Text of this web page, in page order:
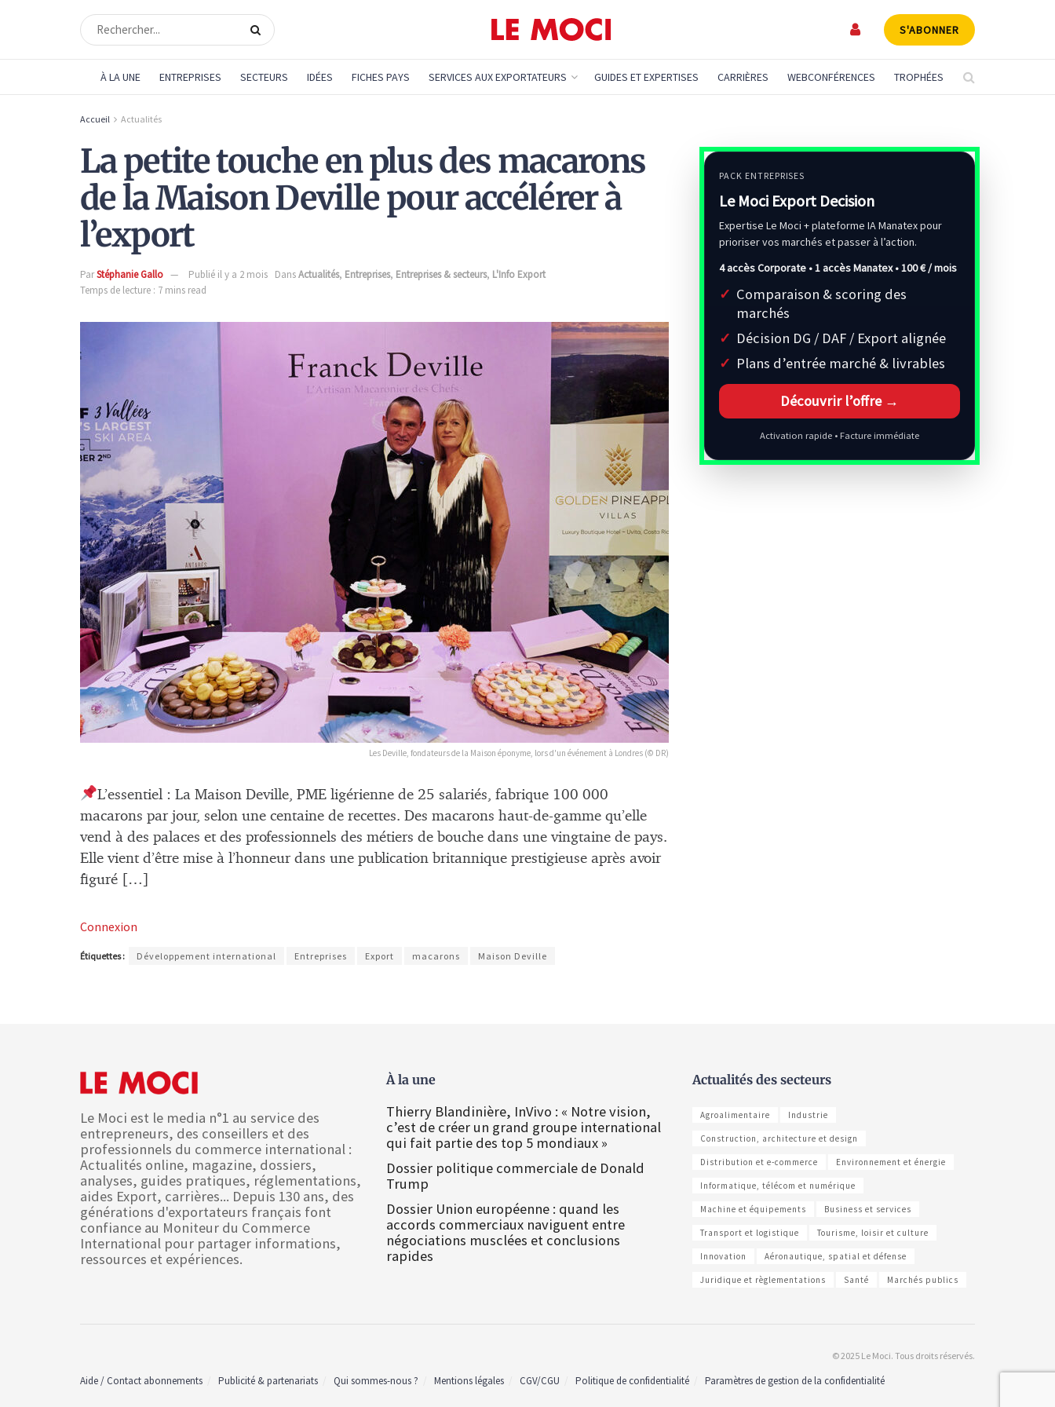
S'ABONNER
À LA UNE ENTREPRISES SECTEURS IDÉES FICHES PAYS SERVICES AUX EXPORTATEURS GUIDES ET EXPERTISES CARRIÈRES WEBCONFÉRENCES TROPHÉES
Accueil Actualités
La petite touche en plus des macarons
de la Maison Deville pour accélérer à
l’export
ParStéphanie Gallo Publié il y a 2 mois DansActualités, Entreprises, Entreprises & secteurs, L'Info Export
Temps de lecture : 7 mins read
Les Deville, fondateurs de la Maison éponyme, lors d'un événement à Londres (© DR)
L’essentiel : La Maison Deville, PME ligérienne de 25 salariés, fabrique 100 000
macarons par jour, selon une centaine de recettes. Des macarons haut-de-gamme qu’elle
vend à des palaces et des professionnels des métiers de bouche dans une vingtaine de pays.
Elle vient d’être mise à l’honneur dans une publication britannique prestigieuse après avoir
figuré […]
Connexion
Étiquettes : Développement international Entreprises Export macarons Maison Deville
PACK ENTREPRISES
Le Moci Export Decision
Expertise Le Moci + plateforme IA Manatex pour
prioriser vos marchés et passer à l’action.
4 accès Corporate • 1 accès Manatex •100 € / mois
Comparaison & scoring des
marchés
Décision DG / DAF / Export alignée
Plans d’entrée marché & livrables
Découvrir l’offre →
Activation rapide • Facture immédiate
Le Moci est le media n°1 au service des
entrepreneurs, des conseillers et des
professionnels du commerce international :
Actualités online, magazine, dossiers,
analyses, guides pratiques, réglementations,
aides Export, carrières... Depuis 130 ans, des
générations d'exportateurs français font
confiance au Moniteur du Commerce
International pour partager informations,
ressources et expériences.
À la une
Thierry Blandinière, InVivo : « Notre vision,
c’est de créer un grand groupe international
qui fait partie des top 5 mondiaux »
Dossier politique commerciale de Donald
Trump
Dossier Union européenne : quand les
accords commerciaux naviguent entre
négociations musclées et conclusions
rapides
Actualités des secteurs
Agroalimentaire Industrie
Construction, architecture et design
Distribution et e-commerce Environnement et énergie
Informatique, télécom et numérique
Machine et équipements Business et services
Transport et logistique Tourisme, loisir et culture
Innovation Aéronautique, spatial et défense
Juridique et règlementations Santé Marchés publics
© 2025 Le Moci. Tous droits réservés.
Aide / Contact abonnements Publicité & partenariats Qui sommes-nous ? Mentions légales CGV/CGU Politique de confidentialité Paramètres de gestion de la confidentialité